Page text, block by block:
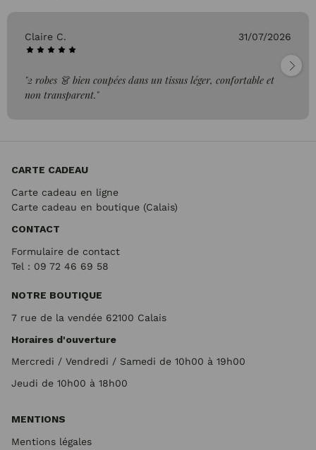
Claire C. 31/07/2026
"2 robes 👗 bien coupées dans un tissus léger, confortable et
non transparent."
CARTE CADEAU
Carte cadeau en ligne
Carte cadeau en boutique (Calais)
CONTACT
Formulaire de contact
Tel : 09 72 46 69 58
NOTRE BOUTIQUE
7 rue de la vendée 62100 Calais
Horaires d'ouverture
Mercredi / Vendredi / Samedi de 10h00 à 19h00
Jeudi de 10h00 à 18h00
MENTIONS
Mentions légales